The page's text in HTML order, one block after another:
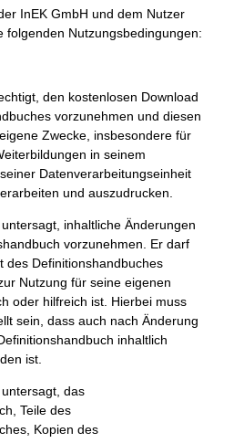
InEK GmbH und dem Nutzer
folgenden Nutzungsbedingungen:
den kostenlosen Download
vorzunehmen und diesen
Zwecke, insbesondere für
in seinem
Datenverarbeitungseinheit
und auszudrucken.
inhaltliche Änderungen
vorzunehmen. Er darf
des Definitionshandbuches
Nutzung für seine eigenen
oder hilfreich ist. Hierbei muss
sein, dass auch nach Änderung
inhaltlich
ist.
das
Teile des
Kopien des